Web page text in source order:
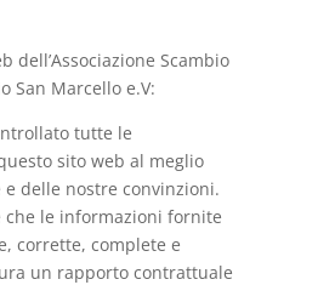
dell’Associazione Scambio
San Marcello e.V:
tutte le
sito web al meglio
delle nostre convinzioni.
che le informazioni fornite
corrette, complete e
un rapporto contrattuale